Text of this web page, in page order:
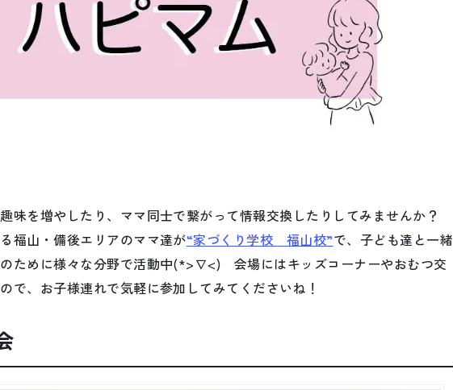
味を増やしたり、ママ同士で繋がって情報交換したりしてみませんか？
福山・備後エリアのママ達が“家づくり学校 福山校”で、子ども達と一緒
ために様々な分野で活動中(*>∇<) 会場にはキッズコーナーやおむつ交
で、お子様連れで気軽に参加してみてくださいね！